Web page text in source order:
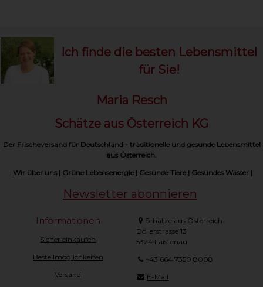
Ich finde die besten Lebensmittel
für Sie!
Maria Resch
Schätze aus Österreich KG
Der Frischeversand für Deutschland - traditionelle und gesunde Lebensmittel
aus Österreich.
Wir über uns| Grüne Lebensenergie| Gesunde Tiere| Gesundes Wasser|
Newsletter abonnieren
Informationen
Sicher einkaufen
Bestellmöglichkeiten
Versand
Schätze aus Österreich
Döllerstrasse 13
5324 Faistenau
+43 664 7350 8008
E-Mail